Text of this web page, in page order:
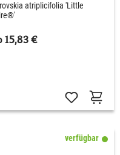
atriplicifolia 'Little
15,83 €
verfügbar